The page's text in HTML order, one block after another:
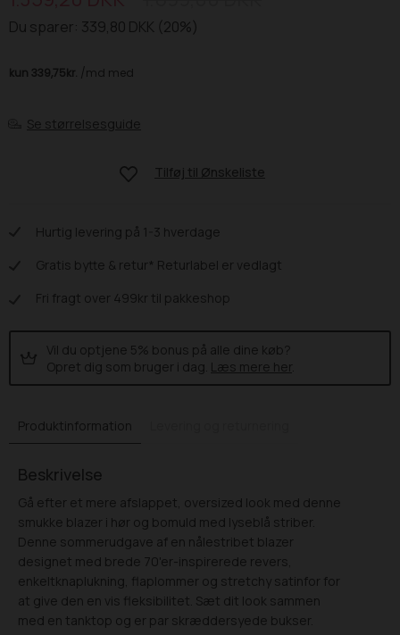
Du sparer: 339,80 DKK (20%)
Se størrelsesguide
Tilføj til Ønskeliste
Hurtig levering på 1-3 hverdage
Gratis bytte & retur* Returlabel er vedlagt
Fri fragt over 499kr til pakkeshop
Vil du optjene 5% bonus på alle dine køb?
Opret dig som bruger i dag. Læs mere her.
Produktinformation
Beskrivelse
Gå efter et mere afslappet, oversized look med denne
smukke blazer i hør og bomuld med lyseblå striber.
Denne sommerudgave af en nålestribet blazer
designet med brede 70'er-inspirerede revers,
enkeltknaplukning, flaplommer og stretchy satinfor for
at give den en vis fleksibilitet. Sæt dit look sammen
med en tanktop og er par skræddersyede bukser.